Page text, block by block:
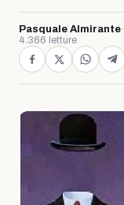
Pasquale Almirante·
4.366 letture